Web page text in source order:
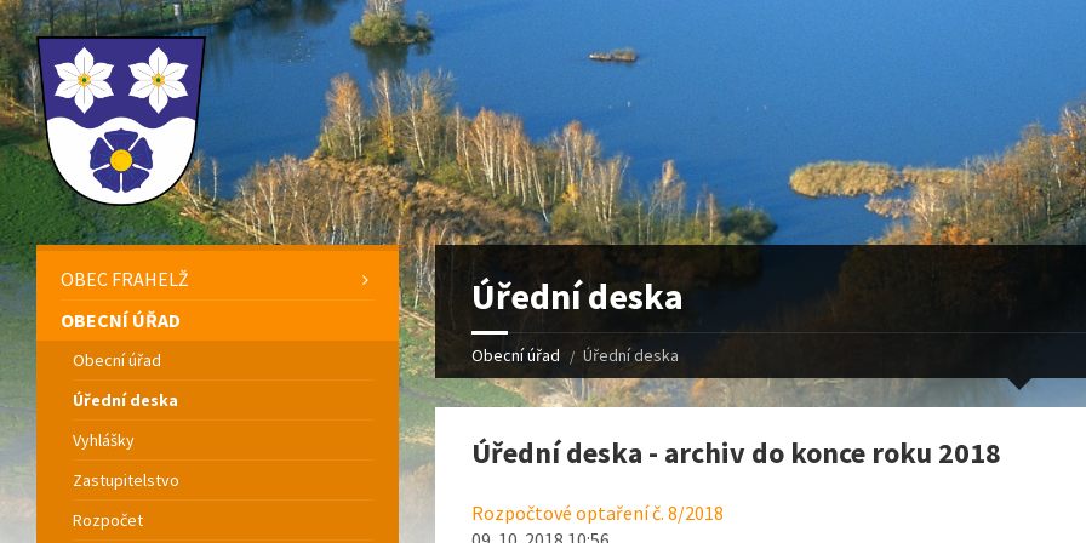
Úřední deska
Obecní úřad Úřední deska
Úřední deska - archiv do konce roku 2018
Rozpočtové optaření č. 8/2018
OBEC FRAHELŽ
OBECNÍ ÚŘAD
Obecní úřad
Úřední deska
Vyhlášky
Zastupitelstvo
Rozpočet